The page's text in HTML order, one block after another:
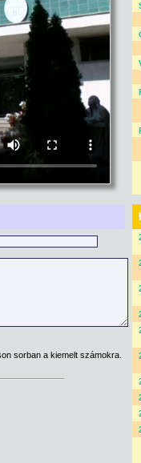
sorban a kiemelt számokra.